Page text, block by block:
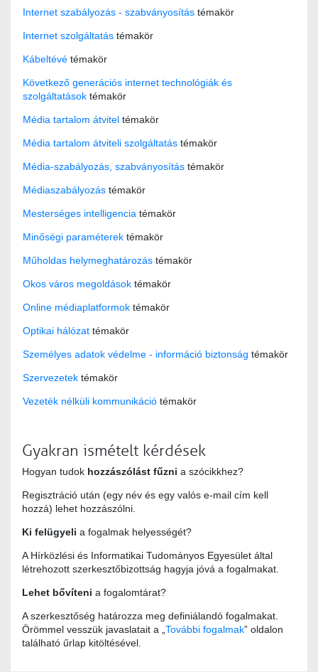
Internet szabályozás - szabványosítás témakör
Internet szolgáltatás témakör
Kábeltévé témakör
Következő generációs internet technológiák és
szolgáltatások témakör
Média tartalom átvitel témakör
Média tartalom átviteli szolgáltatás témakör
Média-szabályozás, szabványosítás témakör
Médiaszabályozás témakör
Mesterséges intelligencia témakör
Minőségi paraméterek témakör
Műholdas helymeghatározás témakör
Okos város megoldások témakör
Online médiaplatformok témakör
Optikai hálózat témakör
Személyes adatok védelme - információ biztonság témakör
Szervezetek témakör
Vezeték nélküli kommunikáció témakör
Gyakran ismételt kérdések
Hogyan tudok hozzászólást fűzni a szócikkhez?
Regisztráció után (egy név és egy valós e-mail cím kell
hozzá) lehet hozzászólni.
Ki felügyeli a fogalmak helyességét?
A Hírközlési és Informatikai Tudományos Egyesület által
létrehozott szerkesztőbizottság hagyja jóvá a fogalmakat.
Lehet bővíteni a fogalomtárat?
A szerkesztőség határozza meg definiálandó fogalmakat.
Örömmel vesszük javaslatait a „ További fogalmak” oldalon
található űrlap kitöltésével.